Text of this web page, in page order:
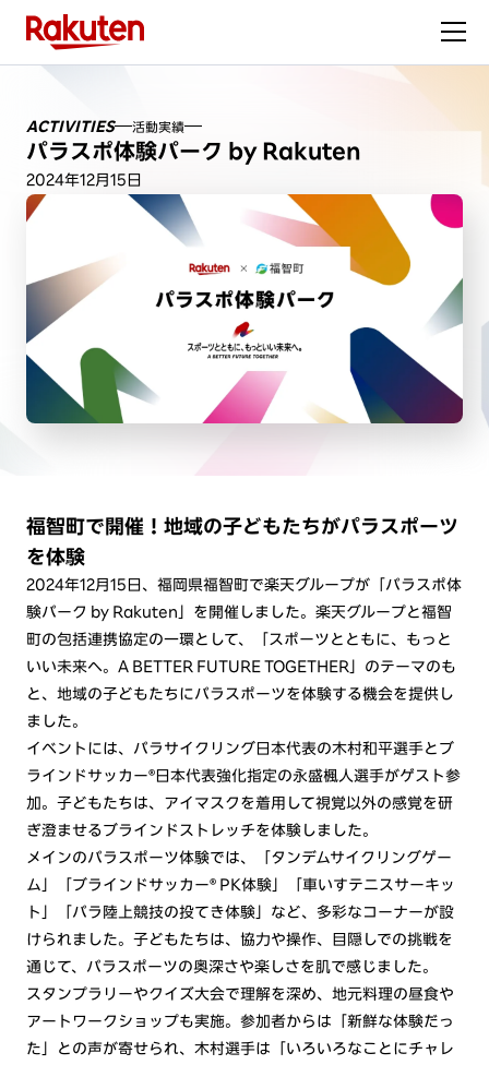
ACTIVITIES 活動実績
パラスポ体験パーク by Rakuten
2024年12月15日
福智町で開催！地域の子どもたちがパラスポーツ
を体験
2024年12月15日、福岡県福智町で楽天グループが「パラスポ体
験パーク by Rakuten」を開催しました。楽天グループと福智
町の包括連携協定の一環として、「スポーツとともに、もっと
いい未来へ。A BETTER FUTURE TOGETHER」のテーマのも
と、地域の子どもたちにパラスポーツを体験する機会を提供し
ました。
イベントには、パラサイクリング日本代表の木村和平選手とブ
ラインドサッカー®日本代表強化指定の永盛楓人選手がゲスト参
加。子どもたちは、アイマスクを着用して視覚以外の感覚を研
ぎ澄ませるブラインドストレッチを体験しました。
メインのパラスポーツ体験では、「タンデムサイクリングゲー
ム」「ブラインドサッカー® PK体験」「車いすテニスサーキッ
ト」「パラ陸上競技の投てき体験」など、多彩なコーナーが設
けられました。子どもたちは、協力や操作、目隠しでの挑戦を
通じて、パラスポーツの奥深さや楽しさを肌で感じました。
スタンプラリーやクイズ大会で理解を深め、地元料理の昼食や
アートワークショップも実施。参加者からは「新鮮な体験だっ
た」との声が寄せられ、木村選手は「いろいろなことにチャレ